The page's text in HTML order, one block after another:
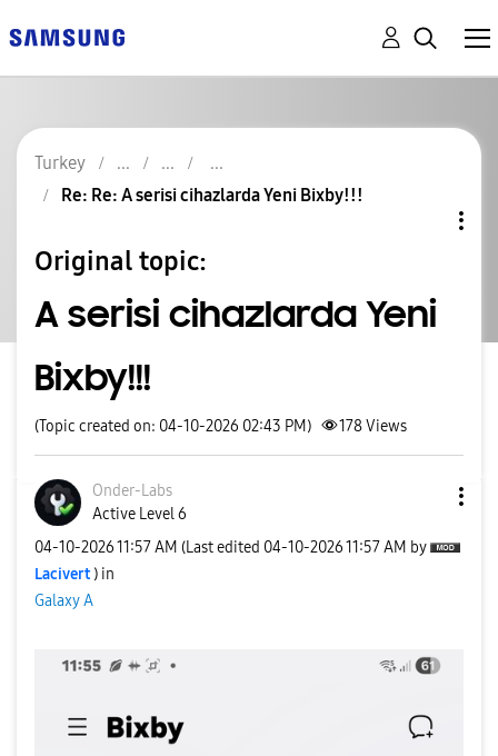
Turkey
Re: Re: A serisi cihazlarda Yeni Bixby!!!
Original topic:
A serisi cihazlarda Yeni
Bixby!!!
(Topic created on: 04-10-2026 02:43 PM) 178Views
Onder-Labs
Active Level 6
‎04-10-202611:57 AM (Last edited ‎04-10-202611:57 AM by
Lacivert ) in
Galaxy A